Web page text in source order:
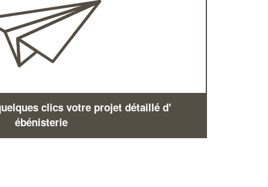
clics votre projet détaillé d'
ébénisterie